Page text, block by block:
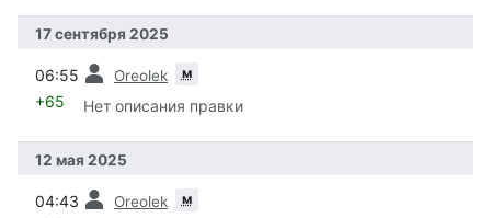
17 сентября 2025
06:55 Oreolek м
+65 Нет описания правки
12 мая 2025
04:43 Oreolek м